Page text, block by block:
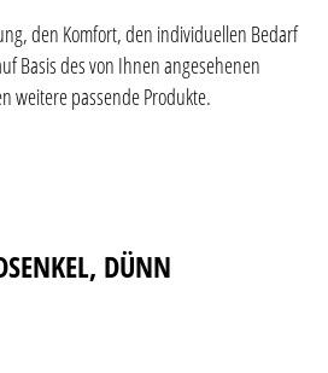
den Komfort, den individuellen Bedarf
Basis des von Ihnen angesehenen
weitere passende Produkte.
DÜNN